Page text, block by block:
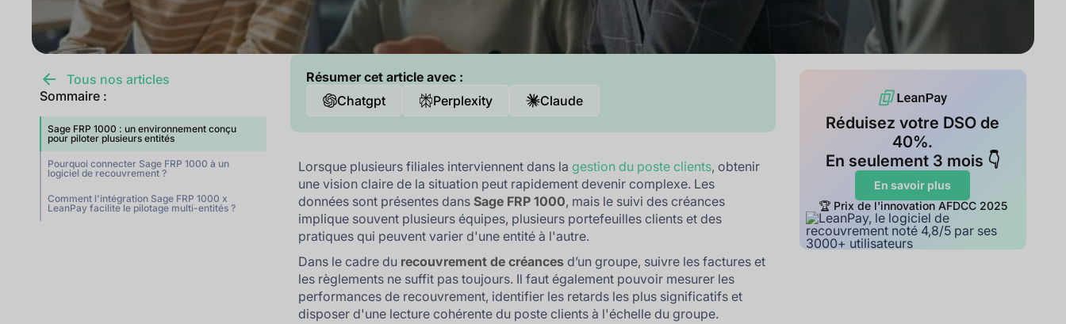
Tous nos articles
Sommaire :
Sage FRP 1000 : un environnement conçu
pour piloter plusieurs entités
Pourquoi connecter Sage FRP 1000 à un
logiciel de recouvrement ?
Comment l'intégration Sage FRP 1000 x
LeanPay facilite le pilotage multi-entités ?
Résumer cet article avec :
Chatgpt
Perplexity Claude
Lorsque plusieurs filiales interviennent dans lagestion du poste clients, obtenir
une vision claire de la situation peut rapidement devenir complexe. Les
données sont présentes dansSage FRP 1000, mais le suivi des créances
implique souvent plusieurs équipes, plusieurs portefeuilles clients et des
pratiques qui peuvent varier d'une entité à l'autre.
Dans le cadre du recouvrement de créances d’un groupe, suivre les factures et
les règlements ne suffit pas toujours. Il faut également pouvoir mesurer les
performances de recouvrement, identifier les retards les plus significatifs et
disposer d'une lecture cohérente du poste clients à l'échelle du groupe.
Réduisez votre DSO de
40%.
En seulement 3 mois 👇
En savoir plus
🏆 Prix de l'innovation AFDCC 2025